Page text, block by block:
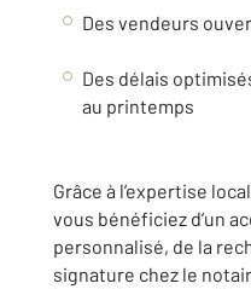
Des vendeurs
Des délais
au printemps
Grâce à l’expertise
vous bénéficiez d’un
personnalisé, de la
signature chez le